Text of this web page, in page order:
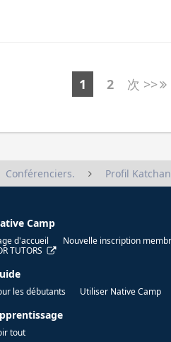
1 2 次 >>
Conférenciers. Profil Katchan
Camp
d'accueil Nouvelle inscription
TUTORS
les débutants Utiliser Native Camp
tout